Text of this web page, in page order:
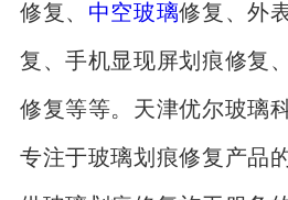
修复、 中空玻璃修复、外
复、手机显现屏划痕修复
修复等等。天津优尔玻璃
专注于玻璃划痕修复产品